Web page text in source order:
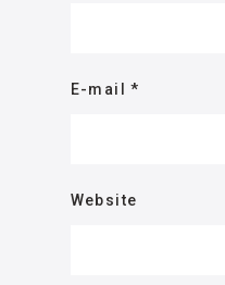
E-mail*
Website